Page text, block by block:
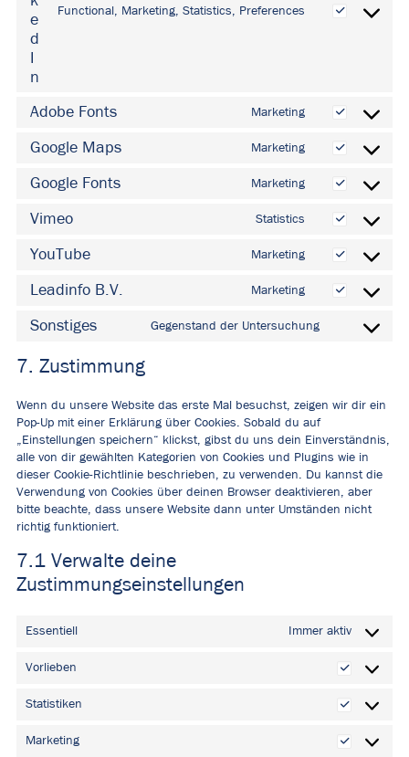
e
d
n
Functional, Marketing, Statistics, Preferences
Adobe Fonts Marketing
adobe-
Google Maps Marketing
google-
Google Fonts Marketing
google-
Vimeo Statistics
vimeo
YouTube Marketing
youtube
Leadinfo B.V. Marketing
to
Sonstiges Gegenstand der Untersuchung
Consent
sonstiges
7. Zustimmung
Wenn du unsere Website das erste Mal besuchst, zeigen wir dir ein
Pop-Up mit einer Erklärung über Cookies. Sobald du auf
„Einstellungen speichern“ klickst, gibst du uns dein Einverständnis,
alle von dir gewählten Kategorien von Cookies und Plugins wie in
dieser Cookie-Richtlinie beschrieben, zu verwenden. Du kannst die
Verwendung von Cookies über deinen Browser deaktivieren, aber
bitte beachte, dass unsere Website dann unter Umständen nicht
richtig funktioniert.
7.1 Verwalte deine
Zustimmungseinstellungen
Essentiell Immer aktiv
Vorlieben
Vorlieben
Statistiken
Statistiken
Marketing
Marketing